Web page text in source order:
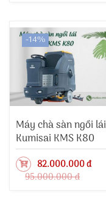
-14%
Máy chà sàn ngồi lái
Kumisai KMS K80
82.000.000 đ
95.000.000 đ